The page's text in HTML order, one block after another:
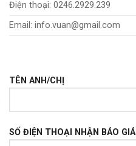
Điện thoại: 0246.2929.239
Email: info.vuan@gmail.com
TÊN ANH/CHỊ
SỐ ĐIỆN THOẠI NHẬN BÁO GIÁ